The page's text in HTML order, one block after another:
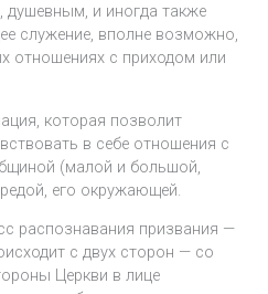
и иногда также
служение, вполне возможно,
отношениях с приходом или
которая позволит
в себе отношения с
(малой и большой,
его окружающей.
распознавания призвания —
с двух сторон — со
Церкви в лице